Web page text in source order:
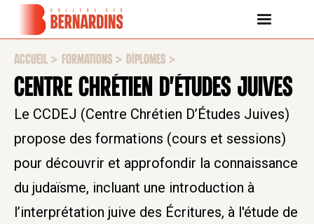
ACCUEIL > FORMATIONS > DÎPLOMES >
CENTRE CHRÉTIEN D'ÉTUDES JUIVES
Le CCDEJ (Centre Chrétien D’Études Juives)
propose des formations (cours et sessions)
pour découvrir et approfondir la connaissance
du judaïsme, incluant une introduction à
l’interprétation juive des Écritures, à l'étude de